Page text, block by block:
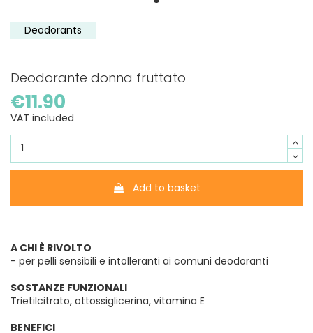
Deodorants
Deodorante donna fruttato
€11.90
VAT included
Add to basket
A CHI È RIVOLTO
- per pelli sensibili e intolleranti ai comuni deodoranti
SOSTANZE FUNZIONALI
Trietilcitrato, ottossiglicerina, vitamina E
BENEFICI